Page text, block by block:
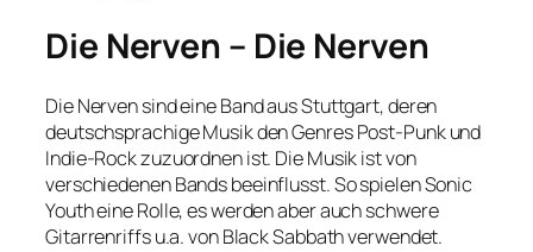
Die Nerven – Die Nerven
Die Nerven sind eine Band aus Stuttgart, deren
deutschsprachige Musik den Genres Post-Punk und
Indie-Rock zuzuordnen ist. Die Musik ist von
verschiedenen Bands beeinflusst. So spielen Sonic
Youth eine Rolle, es werden aber auch schwere
Gitarrenriffs u.a. von Black Sabbath verwendet.